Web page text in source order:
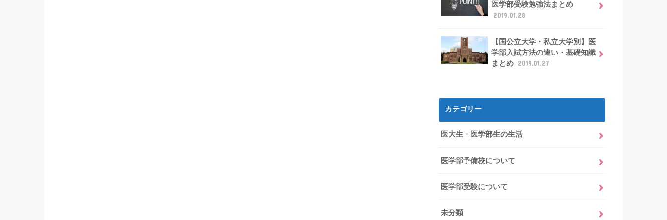
医学部受験勉強法まとめ
2019.01.28
【国公立大学・私立大学別】医
学部入試方法の違い・基礎知識
まとめ 2019.01.27
カテゴリー
医大生・医学部生の生活
医学部予備校について
医学部受験について
未分類